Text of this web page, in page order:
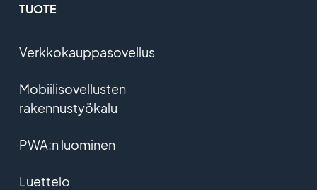
TUOTE
Verkkokauppasovellus
Mobiilisovellusten
rakennustyökalu
PWA:n luominen
Luettelo